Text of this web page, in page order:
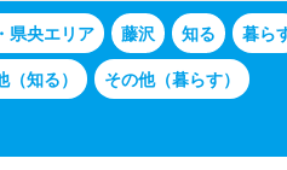
県央エリア 藤沢 知る
暮ら
（知る）
その他（暮らす）